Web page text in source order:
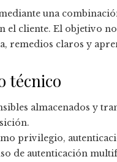
una
el cliente. El objetivo
remedios claros y
técnico
almacenados y
privilegio,
de autenticación